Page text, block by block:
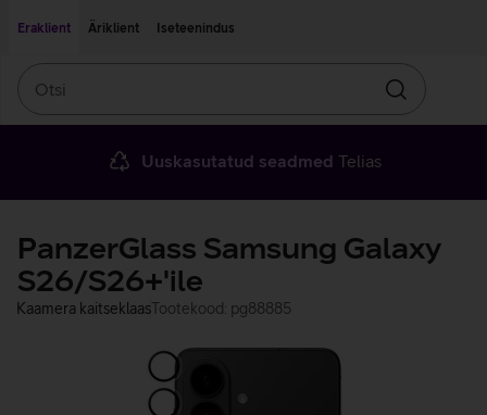
Eraklient
Äriklient Iseteenindus
Otsin
Uuskasutatud seadmed Telias
PanzerGlass Samsung Galaxy
S26/S26+'ile
Kaamera kaitseklaasTootekood: pg88885